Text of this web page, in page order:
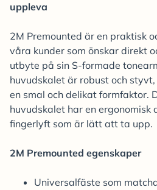
uppleva
2M Premounted är en praktisk
våra kunder som önskar direkt
utbyte på sin S-formade
huvudskalet är robust och
en smal och delikat formfaktor.
huvudskalet har en ergonomisk
fingerlyft som är lätt att ta upp.
2M Premounted egenskaper
Universalfäste som